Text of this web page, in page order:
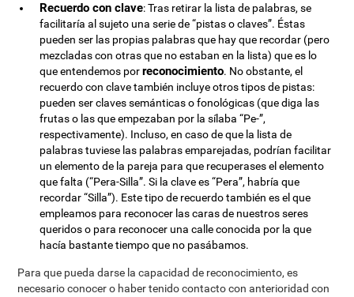
Recuerdo con clave: Tras retirar la lista de palabras, se
facilitaría al sujeto una serie de “pistas o claves”. Éstas
pueden ser las propias palabras que hay que recordar (pero
mezcladas con otras que no estaban en la lista) que es lo
que entendemos porreconocimiento. No obstante, el
recuerdo con clave también incluye otros tipos de pistas:
pueden ser claves semánticas o fonológicas (que diga las
frutas o las que empezaban por la sílaba “Pe-”,
respectivamente). Incluso, en caso de que la lista de
palabras tuviese las palabras emparejadas, podrían facilitar
un elemento de la pareja para que recuperases el elemento
que falta (“Pera-Silla”. Si la clave es “Pera”, habría que
recordar “Silla”). Este tipo de recuerdo también es el que
empleamos para reconocer las caras de nuestros seres
queridos o para reconocer una calle conocida por la que
hacía bastante tiempo que no pasábamos.
Para que pueda darse la capacidad de reconocimiento, es
necesario conocer o haber tenido contacto con anterioridad con